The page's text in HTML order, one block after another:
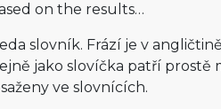
on the results…
slovník. Frází je v
jako slovíčka patří prostě
ve slovnících.